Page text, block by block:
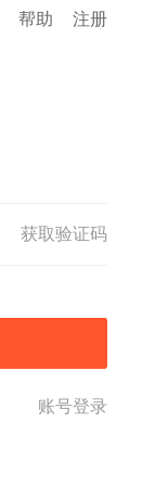
帮助 注册
获取验证码
账号登录